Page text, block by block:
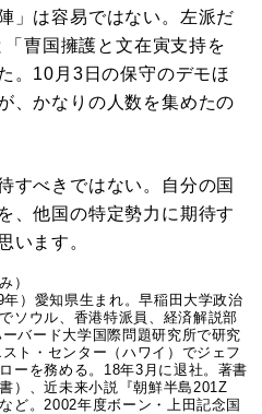
」は容易ではない。左派だ
曺国擁護と文在寅支持を
。10月3日の保守のデモほ
、かなりの人数を集めたの
すべきではない。自分の国
、他国の特定勢力に期待す
います。
）
）愛知県生まれ。早稲田大学政治
ソウル、香港特派員、経済解説部
バード大学国際問題研究所で研究
ト・センター（ハワイ）でジェフ
ーを務める。18年3月に退社。著書
書）、近未来小説『朝鮮半島201Z
ど。2002年度ボーン・上田記念国